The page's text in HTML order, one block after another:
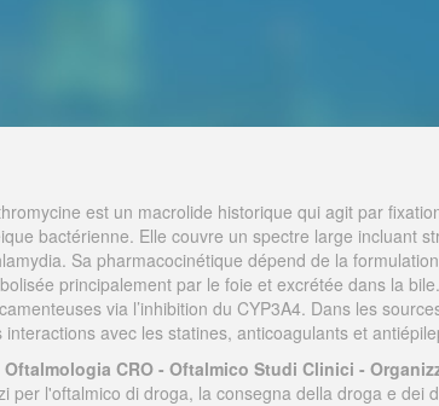
est un macrolide historique qui agit par
bactérienne. Elle couvre un spectre large incluant
Sa pharmacocinétique dépend de la
principalement par le foie et excrétée dans la
via l’inhibition du CYP3A4. Dans les
interactions avec les statines, anticoagulants et
Oftalmologia CRO - Oftalmico Studi Clinici -
per l'oftalmico di droga, la consegna della droga e dei